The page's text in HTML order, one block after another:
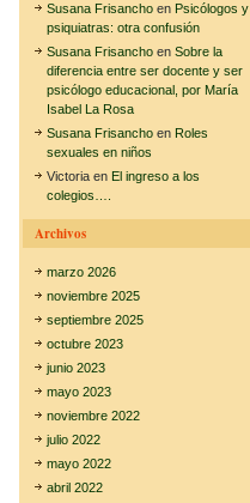
Susana Frisanchoen Psicólogos y
psiquiatras: otra confusión
Susana Frisanchoen Sobre la
diferencia entre ser docente y ser
psicólogo educacional, por María
Isabel La Rosa
Susana Frisanchoen Roles
sexuales en niños
Victoriaen El ingreso a los
colegios….
Archivos
marzo 2026
noviembre 2025
septiembre 2025
octubre 2023
junio 2023
mayo 2023
noviembre 2022
julio 2022
mayo 2022
abril 2022